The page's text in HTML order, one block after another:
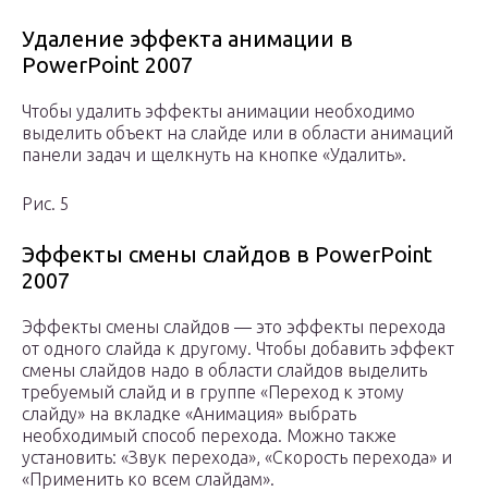
Удаление эффекта анимации в
PowerPoint 2007
Чтобы удалить эффекты анимации необходимо
выделить объект на слайде или в области анимаций
панели задач и щелкнуть на кнопке «Удалить».
Рис. 5
Эффекты смены слайдов в PowerPoint
2007
Эффекты смены слайдов — это эффекты перехода
от одного слайда к другому. Чтобы добавить эффект
смены слайдов надо в области слайдов выделить
требуемый слайд и в группе «Переход к этому
слайду» на вкладке «Анимация» выбрать
необходимый способ перехода. Можно также
установить: «Звук перехода», «Скорость перехода» и
«Применить ко всем слайдам».